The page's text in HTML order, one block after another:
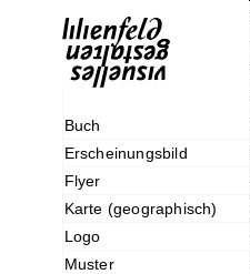
Buch
Erscheinungsbild
Flyer
Karte (geographisch)
Logo
Muster